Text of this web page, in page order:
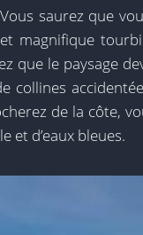
saurez que
magnifique
que le paysage
collines
de la côte,
et d’eaux bleues.